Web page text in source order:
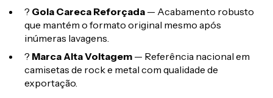
? Gola Careca Reforçada — Acabamento robusto
que mantém o formato original mesmo após
inúmeras lavagens.
? Marca Alta Voltagem — Referência nacional em
camisetas de rock e metal com qualidade de
exportação.